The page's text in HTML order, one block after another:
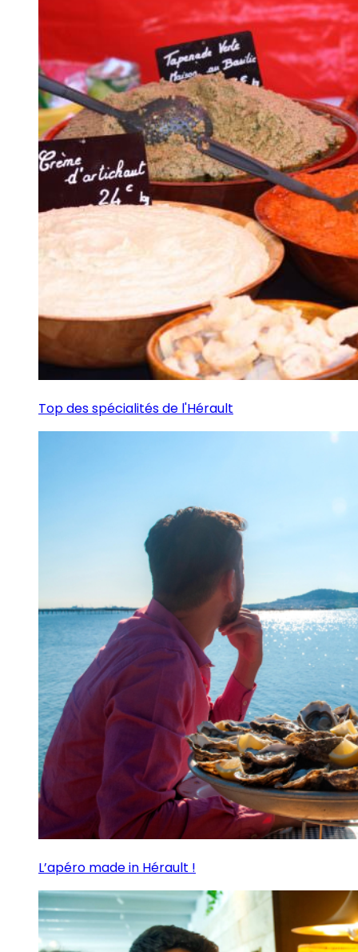
Top des spécialités de l'Hérault
L’apéro made in Hérault !